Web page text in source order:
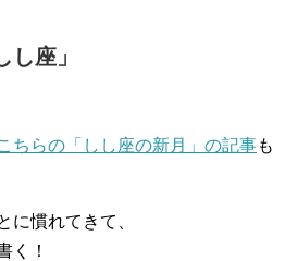
座」
ちらの「しし座の新月」の記事も
に慣れてきて、
く！